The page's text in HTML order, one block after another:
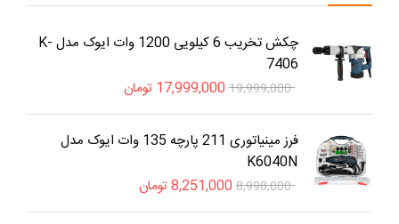
چکش تخریب 6 کیلویی 1200 وات ایوک مدل K-
7406
19,999,000
17,999,000 تومان
فرز مینیاتوری 211 پارچه 135 وات ایوک مدل
K6040N
8,998,000
8,251,000تومان